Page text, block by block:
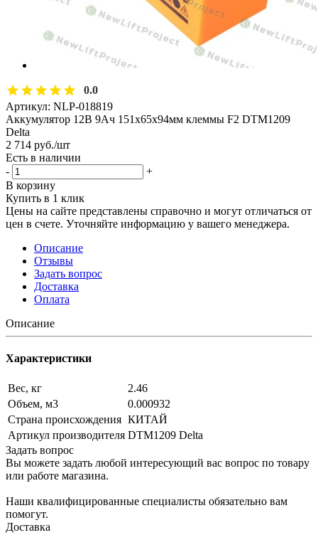
0.0
Артикул: NLP-018819
Аккумулятор 12В 9Ач 151х65х94мм клеммы F2 DTM1209
Delta
2 714 руб./шт
Есть в наличии
-
+
В корзину
Купить в 1 клик
Цены на сайте представлены справочно и могут отличаться от
цен в счете. Уточняйте информацию у вашего менеджера.
Описание
Отзывы
Задать вопрос
Доставка
Оплата
Описание
Характеристики
Вес, кг
2.46
Объем, м3
0.000932
Страна происхождения КИТАЙ
Артикул производителя DTM1209 Delta
Задать вопрос
Вы можете задать любой интересующий вас вопрос по товару
или работе магазина.
Наши квалифицированные специалисты обязательно вам
помогут.
Доставка